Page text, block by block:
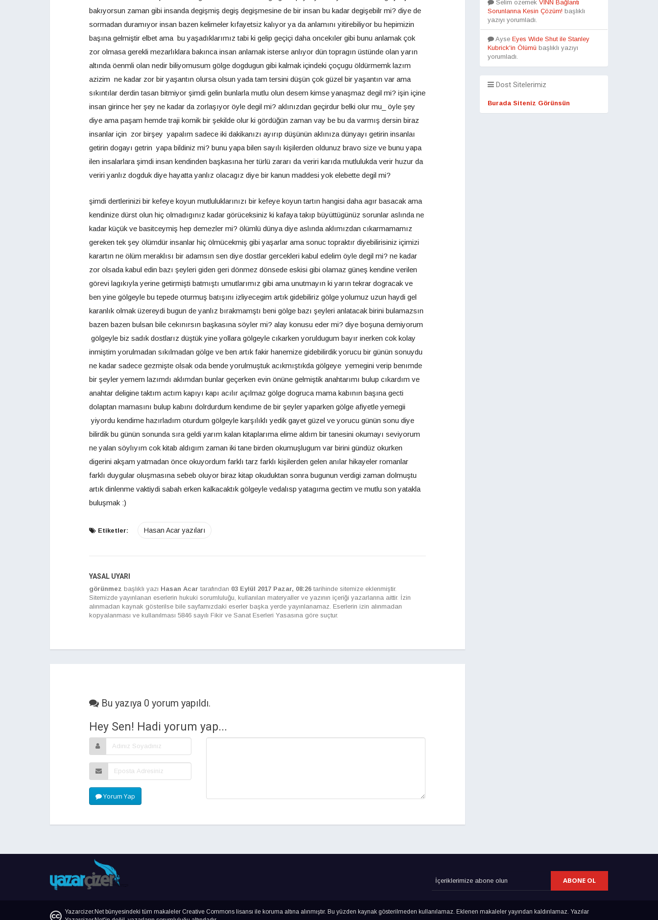
bakıyorsun zaman gibi insanda degişmiş degiş degişmesine de bir insan bu kadar degişebilr mi? diye de
sormadan duramıyor insan bazen kelimeler kıfayetsiz kalıyor ya da anlamını yitirebiliyor bu hepimizin
başına gelmiştir elbet ama bu yaşadıklarımız tabi ki gelip geçiçi daha oncekıler gibi bunu anlamak çok
zor olmasa gerekli mezarlıklara bakınca insan anlamak isterse anlıyor dün topragın üstünde olan yarın
altında öenmli olan nedir biliyomusum gölge dogdugun gibi kalmak içindeki çoçugu öldürmemk lazım
azizim ne kadar zor bir yaşantın olursa olsun yada tam tersini düşün çok güzel bir yaşantın var ama
sıkıntılar derdin tasan bitmiyor şimdi gelin bunlarla mutlu olun desem kimse yanaşmaz degil mi? işin içine
insan girince her şey ne kadar da zorlaşıyor öyle degil mi? aklınızdan geçirdur belki olur mu_ öyle şey
diye ama paşam hemde traji komik bir şekilde olur ki gördüğün zaman vay be bu da varmış dersin biraz
insanlar için zor birşey yapalım sadece iki dakikanızı ayırıp düşünün aklınıza dünyayı getirin insanlaı
getirin dogayı getrin yapa bildiniz mi? bunu yapa bilen sayılı kişilerden oldunuz bravo size ve bunu yapa
ilen insalarlara şimdi insan kendinden başkasına her türlü zararı da veriri karıda mutlulukda verir huzur da
veriri yanlız dogduk diye hayatta yanlız olacagız diye bir kanun maddesi yok elebette degil mi?
şimdi dertlerinizi bir kefeye koyun mutluluklarınızı bir kefeye koyun tartın hangisi daha agır basacak ama
kendinize dürst olun hiç olmadıgınız kadar görüceksiniz ki kafaya takıp büyüttügünüz sorunlar aslında ne
kadar küçük ve basitceymiş hep demezler mi? ölümlü dünya diye aslında aklımızdan cıkarmamamız
gereken tek şey ölümdür insanlar hiç ölmücekmiş gibi yaşarlar ama sonuc topraktır diyebilirisiniz içimizi
karartın ne ölüm meraklısı bir adamsın sen diye dostlar gercekleri kabul edelim öyle degil mi? ne kadar
zor olsada kabul edin bazı şeyleri giden geri dönmez dönsede eskisi gibi olamaz güneş kendine verilen
görevi lagıkıyla yerine getirmişti batmıştı umutlarımız gibi ama unutmayın ki yarın tekrar dogracak ve
ben yine gölgeyle bu tepede oturmuş batışını izliyecegim artık gidebiliriz gölge yolumuz uzun haydi gel
karanlık olmak üzereydi bugun de yanlız bırakmamştı beni gölge bazı şeyleri anlatacak birini bulamazsın
bazen bazen bulsan bile cekınırsın başkasına söyler mi? alay konusu eder mi? diye boşuna demiyorum
gölgeyle biz sadık dostlarız düştük yine yollara gölgeyle cıkarken yoruldugum bayır inerken cok kolay
inmiştim yorulmadan sıkılmadan gölge ve ben artık fakir hanemize gidebilirdik yorucu bir günün sonuydu
ne kadar sadece gezmişte olsak oda bende yorulmuştuk acıkmıştıkda gölgeye yemegini verip benımde
bir şeyler yemem lazımdı aklımdan bunlar geçerken evin önüne gelmiştik anahtarımı bulup cıkardım ve
anahtar deligine taktım actım kapıyı kapı acılır açılmaz gölge dogruca mama kabının başına gecti
dolaptan mamasını bulup kabını dolrdurdum kendıme de bir şeyler yaparken gölge afiyetle yemegii
yiyordu kendime hazırladım oturdum gölgeyle karşılıklı yedik gayet güzel ve yorucu günün sonu diye
bilirdik bu günün sonunda sıra geldi yarım kalan kitaplarıma elime aldım bir tanesini okumayı seviyorum
ne yalan söylıyım cok kitab aldıgım zaman iki tane birden okumuşlugum var birini gündüz okurken
digerini akşam yatmadan önce okuyordum farklı tarz farklı kişilerden gelen anılar hikayeler romanlar
farklı duygular oluşmasına sebeb oluyor biraz kitap okuduktan sonra bugunun verdigi zaman dolmuştu
artık dinlenme vaktiydi sabah erken kalkacaktık gölgeyle vedalısp yatagıma gectim ve mutlu son yatakla
buluşmak :)
Etiketler: Hasan Acar yazıları
YASAL UYARI
görünmez başlıklı yazı Hasan Acar tarafından 03 Eylül 2017 Pazar, 08:26 tarihinde sitemize eklenmiştir.
Sitemizde yayınlanan eserlerin hukuki sorumluluğu, kullanılan materyaller ve yazının içeriği yazarlarına aittir. İzin
alınmadan kaynak gösterilse bile sayfamızdaki eserler başka yerde yayınlanamaz. Eserlerin izin alınmadan
kopyalanması ve kullanılması 5846 sayılı Fikir ve Sanat Eserleri Yasasına göre suçtur.
Bu yazıya 0 yorum yapıldı.
Hey Sen! Hadi yorum yap...
Yorum Yap
Selim ozemek VINN Bağlantı
Sorunlarına Kesin Çözüm! başlıklı
yazıyı yorumladı.
Ayse Eyes Wide Shut ile Stanley
Kubrick'in Ölümü başlıklı yazıyı
yorumladı.
Dost Sitelerimiz
Burada Siteniz Görünsün
ABONE OL
Yazarcizer.Net bünyesindeki tüm makaleler Creative Commons lisansı ile koruma altına alınmıştır. Bu yüzden kaynak gösterilmeden kullanılamaz. Eklenen makaleler yayından kaldırılamaz. Yazılar